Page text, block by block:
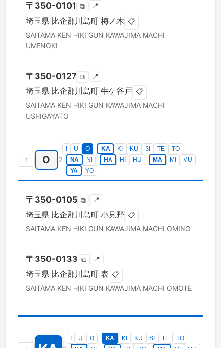
〒 350-0101 ⧉ 📍
埼玉県 比企郡川島町 梅ノ木 📋
SAITAMA KEN HIKI GUN KAWAJIMA MACHI
UMENOKI
〒 350-0127 ⧉ 📍
埼玉県 比企郡川島町 牛ケ谷戸 📋
SAITAMA KEN HIKI GUN KAWAJIMA MACHI
USHIGAYATO
↑ O 2
U O KA KI KU SI TE
TO
NA
NI HA HI HU MA MI
MU
YA
YO
〒 350-0105 ⧉ 📍
埼玉県 比企郡川島町 小見野 📋
SAITAMA KEN HIKI GUN KAWAJIMA MACHI OMINO
〒 350-0133 ⧉ 📍
埼玉県 比企郡川島町 表 📋
SAITAMA KEN HIKI GUN KAWAJIMA MACHI OMOTE
U O KA KI KU SI TE
TO